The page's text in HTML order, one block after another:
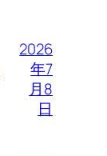
2026
年7
月8
日